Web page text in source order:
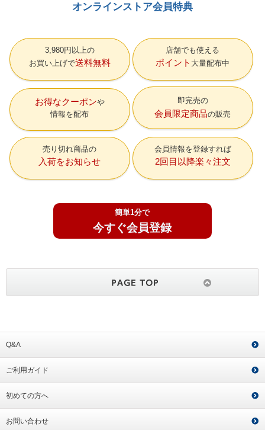
オンラインストア会員特典
3,980円以上の
お買い上げで送料無料
店舗でも使える
ポイント 大量配布中
お得なクーポン
情報を配布
即完売の
会員限定商品の販売
売り切れ商品の
入荷をお知らせ
会員情報を登録すれば
2回目以降楽々注文
簡単1分で
今すぐ会員登録
Q&A
ご利用ガイド
初めての方へ
お問い合わせ